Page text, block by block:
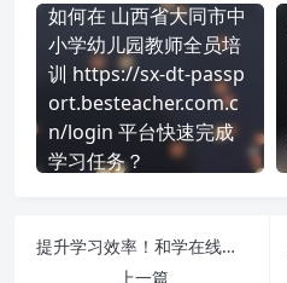
如何在 山西省大同市中
小学幼儿园教师全员培
训 https://sx-dt-passp
ort.besteacher.com.c
n/login 平台快速完成
学习任务？
提升学习效率！和学在线（课时+作业） 刷课方法全揭秘
上一篇